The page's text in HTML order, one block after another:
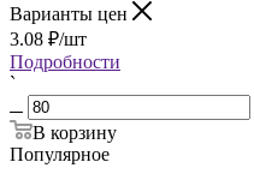
Варианты цен
3.08 ₽/шт
Подробности
`
В корзину
Популярное